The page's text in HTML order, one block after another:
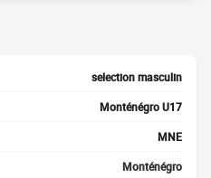
selection masculin
Monténégro U17
MNE
Monténégro